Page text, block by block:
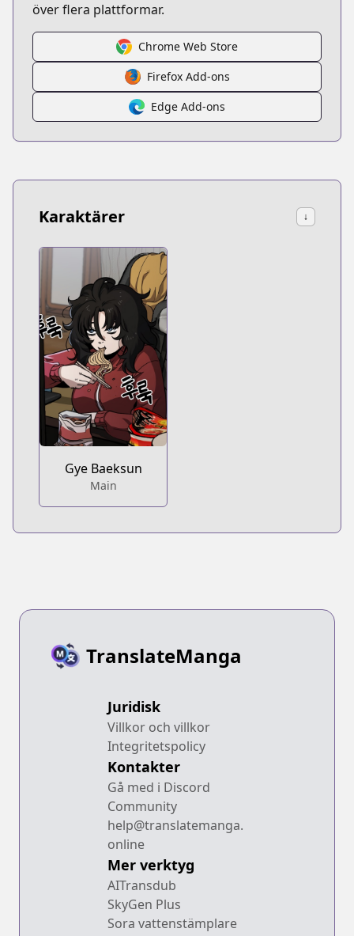
över flera plattformar.
Chrome Web Store
Firefox Add-ons
Edge Add-ons
Karaktärer ↓
Gye Baeksun
Main
TranslateManga
Juridisk
Villkor och villkor
Integritetspolicy
Kontakter
Gå med i Discord
Community
help@translatemanga.
online
Mer verktyg
AITransdub
SkyGen Plus
Sora vattenstämplare